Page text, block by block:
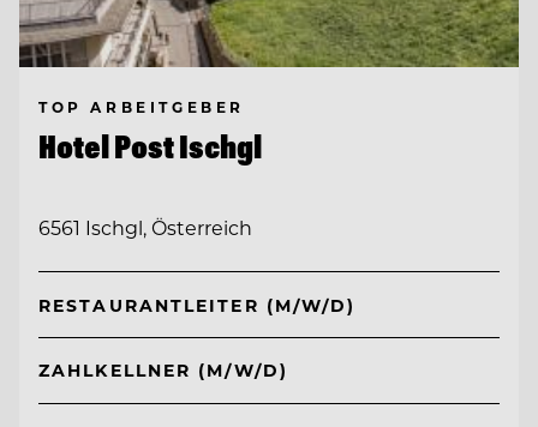
TOP ARBEITGEBER
Hotel Post Ischgl
6561 Ischgl, Österreich
RESTAURANTLEITER (M/W/D)
ZAHLKELLNER (M/W/D)